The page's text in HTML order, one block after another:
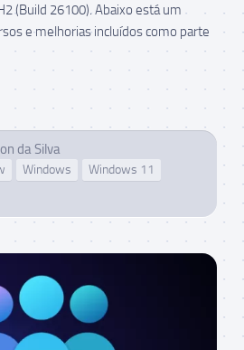
(Build 26100). Abaixo está um
e melhorias incluídos como parte
da Silva
Windows
Windows 11